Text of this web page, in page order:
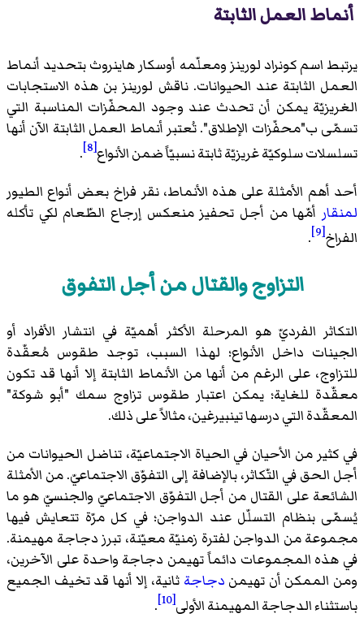
أنماط العمل الثابتة
يرتبط اسم كونراد لورينز ومعلّمه أوسكار هاينروث بتحديد أنماط
العمل الثابتة عند الحيوانات. ناقش لورينز بن هذه الاستجابات
الغريزيّة يمكن أن تحدث عند وجود المحفّزات المناسبة التي
تسمّى ب"محفّزات الإطلاق". تُعتبر أنماط العمل الثابتة الآن أنها
تسلسلات سلوكيّة غريزيّة ثابتة نسبيّاً ضمن الأنواع[8]
.
أحد أهم الأمثلة على هذه الأنماط، نقر فراخ بعض أنواع الطيور
لمنقار أمّها من أجل تحفيز منعكس إرجاع الطّعام لكي تأكله
الفراخ[9]
.
التزاوج والقتال من أجل التفوق
التكاثر الفرديّ هو المرحلة الأكثر أهميّة في انتشار الأفراد أو
الجينات داخل الأنواع؛ لهذا السبب، توجد طقوس مُعقّدة
للتزاوج، على الرغم من أنها من الأنماط الثابتة إلا أنها قد تكون
معقّدة للغاية؛ يمكن اعتبار طقوس تزاوج سمك "أبو شوكة"
المعقّدة التي درسها تينبيرغين، مثالاً على ذلك.
في كثير من الأحيان في الحياة الاجتماعيّة، تناضل الحيوانات من
أجل الحق في التّكاثر، بالإضافة إلى التفوّق الاجتماعيّ. من الأمثلة
الشائعة على القتال من أجل التفوّق الاجتماعيّ والجنسيّ هو ما
يُسمّى بنظام التسلّل عند الدواجن؛ في كل مرّة تتعايش فيها
مجموعة من الدواجن لفترة زمنيّة معيّنة، تبرز دجاجة مهيمنة.
في هذه المجموعات دائماً تهيمن دجاجة واحدة على الآخرين،
ومن الممكن أن تهيمن دجاجة ثانية، إلا أنها قد تخيف الجميع
باستثناء الدجاجة المهيمنة الأولى[10]
.